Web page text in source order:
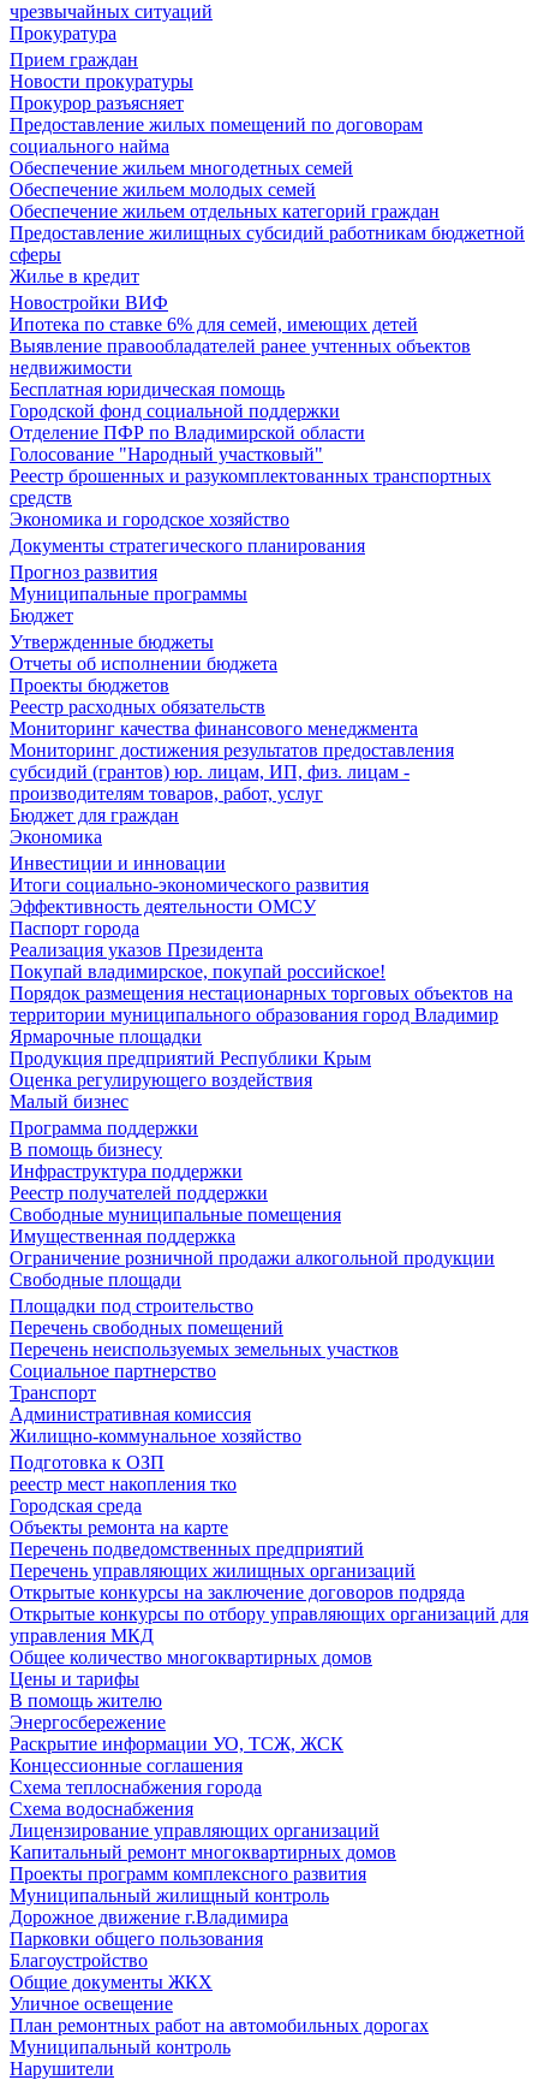
чрезвычайных ситуаций
Прокуратура
Прием граждан
Новости прокуратуры
Прокурор разъясняет
Предоставление жилых помещений по договорам
социального найма
Обеспечение жильем многодетных семей
Обеспечение жильем молодых семей
Обеспечение жильем отдельных категорий граждан
Предоставление жилищных субсидий работникам бюджетной
сферы
Жилье в кредит
Новостройки ВИФ
Ипотека по ставке 6% для семей, имеющих детей
Выявление правообладателей ранее учтенных объектов
недвижимости
Бесплатная юридическая помощь
Городской фонд социальной поддержки
Отделение ПФР по Владимирской области
Голосование "Народный участковый"
Реестр брошенных и разукомплектованных транспортных
средств
Экономика и городское хозяйство
Документы стратегического планирования
Прогноз развития
Муниципальные программы
Бюджет
Утвержденные бюджеты
Отчеты об исполнении бюджета
Проекты бюджетов
Реестр расходных обязательств
Мониторинг качества финансового менеджмента
Мониторинг достижения результатов предоставления
субсидий (грантов) юр. лицам, ИП, физ. лицам -
производителям товаров, работ, услуг
Бюджет для граждан
Экономика
Инвестиции и инновации
Итоги социально-экономического развития
Эффективность деятельности ОМСУ
Паспорт города
Реализация указов Президента
Покупай владимирское, покупай российское!
Порядок размещения нестационарных торговых объектов на
территории муниципального образования город Владимир
Ярмарочные площадки
Продукция предприятий Республики Крым
Оценка регулирующего воздействия
Малый бизнес
Программа поддержки
В помощь бизнесу
Инфраструктура поддержки
Реестр получателей поддержки
Свободные муниципальные помещения
Имущественная поддержка
Ограничение розничной продажи алкогольной продукции
Свободные площади
Площадки под строительство
Перечень свободных помещений
Перечень неиспользуемых земельных участков
Социальное партнерство
Транспорт
Административная комиссия
Жилищно-коммунальное хозяйство
Подготовка к ОЗП
реестр мест накопления тко
Городская среда
Объекты ремонта на карте
Перечень подведомственных предприятий
Перечень управляющих жилищных организаций
Открытые конкурсы на заключение договоров подряда
Открытые конкурсы по отбору управляющих организаций для
управления МКД
Общее количество многоквартирных домов
Цены и тарифы
В помощь жителю
Энергосбережение
Раскрытие информации УО, ТСЖ, ЖСК
Концессионные соглашения
Схема теплоснабжения города
Схема водоснабжения
Лицензирование управляющих организаций
Капитальный ремонт многоквартирных домов
Проекты программ комплексного развития
Муниципальный жилищный контроль
Дорожное движение г.Владимира
Парковки общего пользования
Благоустройство
Общие документы ЖКХ
Уличное освещение
План ремонтных работ на автомобильных дорогах
Муниципальный контроль
Нарушители